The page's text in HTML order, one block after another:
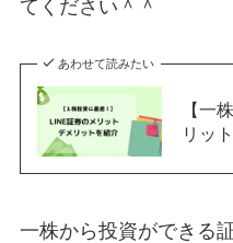
てください＾＾
あわせて読みたい
【一
リッ
一株から投資ができる